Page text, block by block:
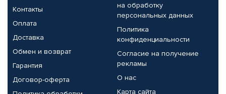
Контакты
Оплата
Доставка
Обмен и возврат
Гарантия
Договор-оферта
на обработку
персональных данных
Политика
конфиденциальности
Согласие на получение
рекламы
О нас
Карта сайта